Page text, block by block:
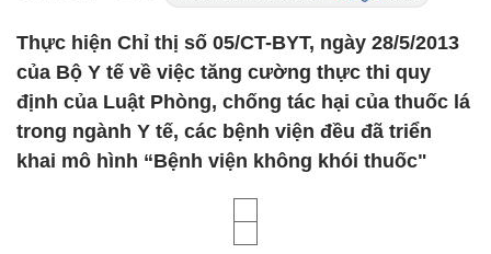
Thực hiện Chỉ thị số 05/CT-BYT, ngày 28/5/2013
của Bộ Y tế về việc tăng cường thực thi quy
định của Luật Phòng, chống tác hại của thuốc lá
trong ngành Y tế, các bệnh viện đều đã triển
khai mô hình “Bệnh viện không khói thuốc"